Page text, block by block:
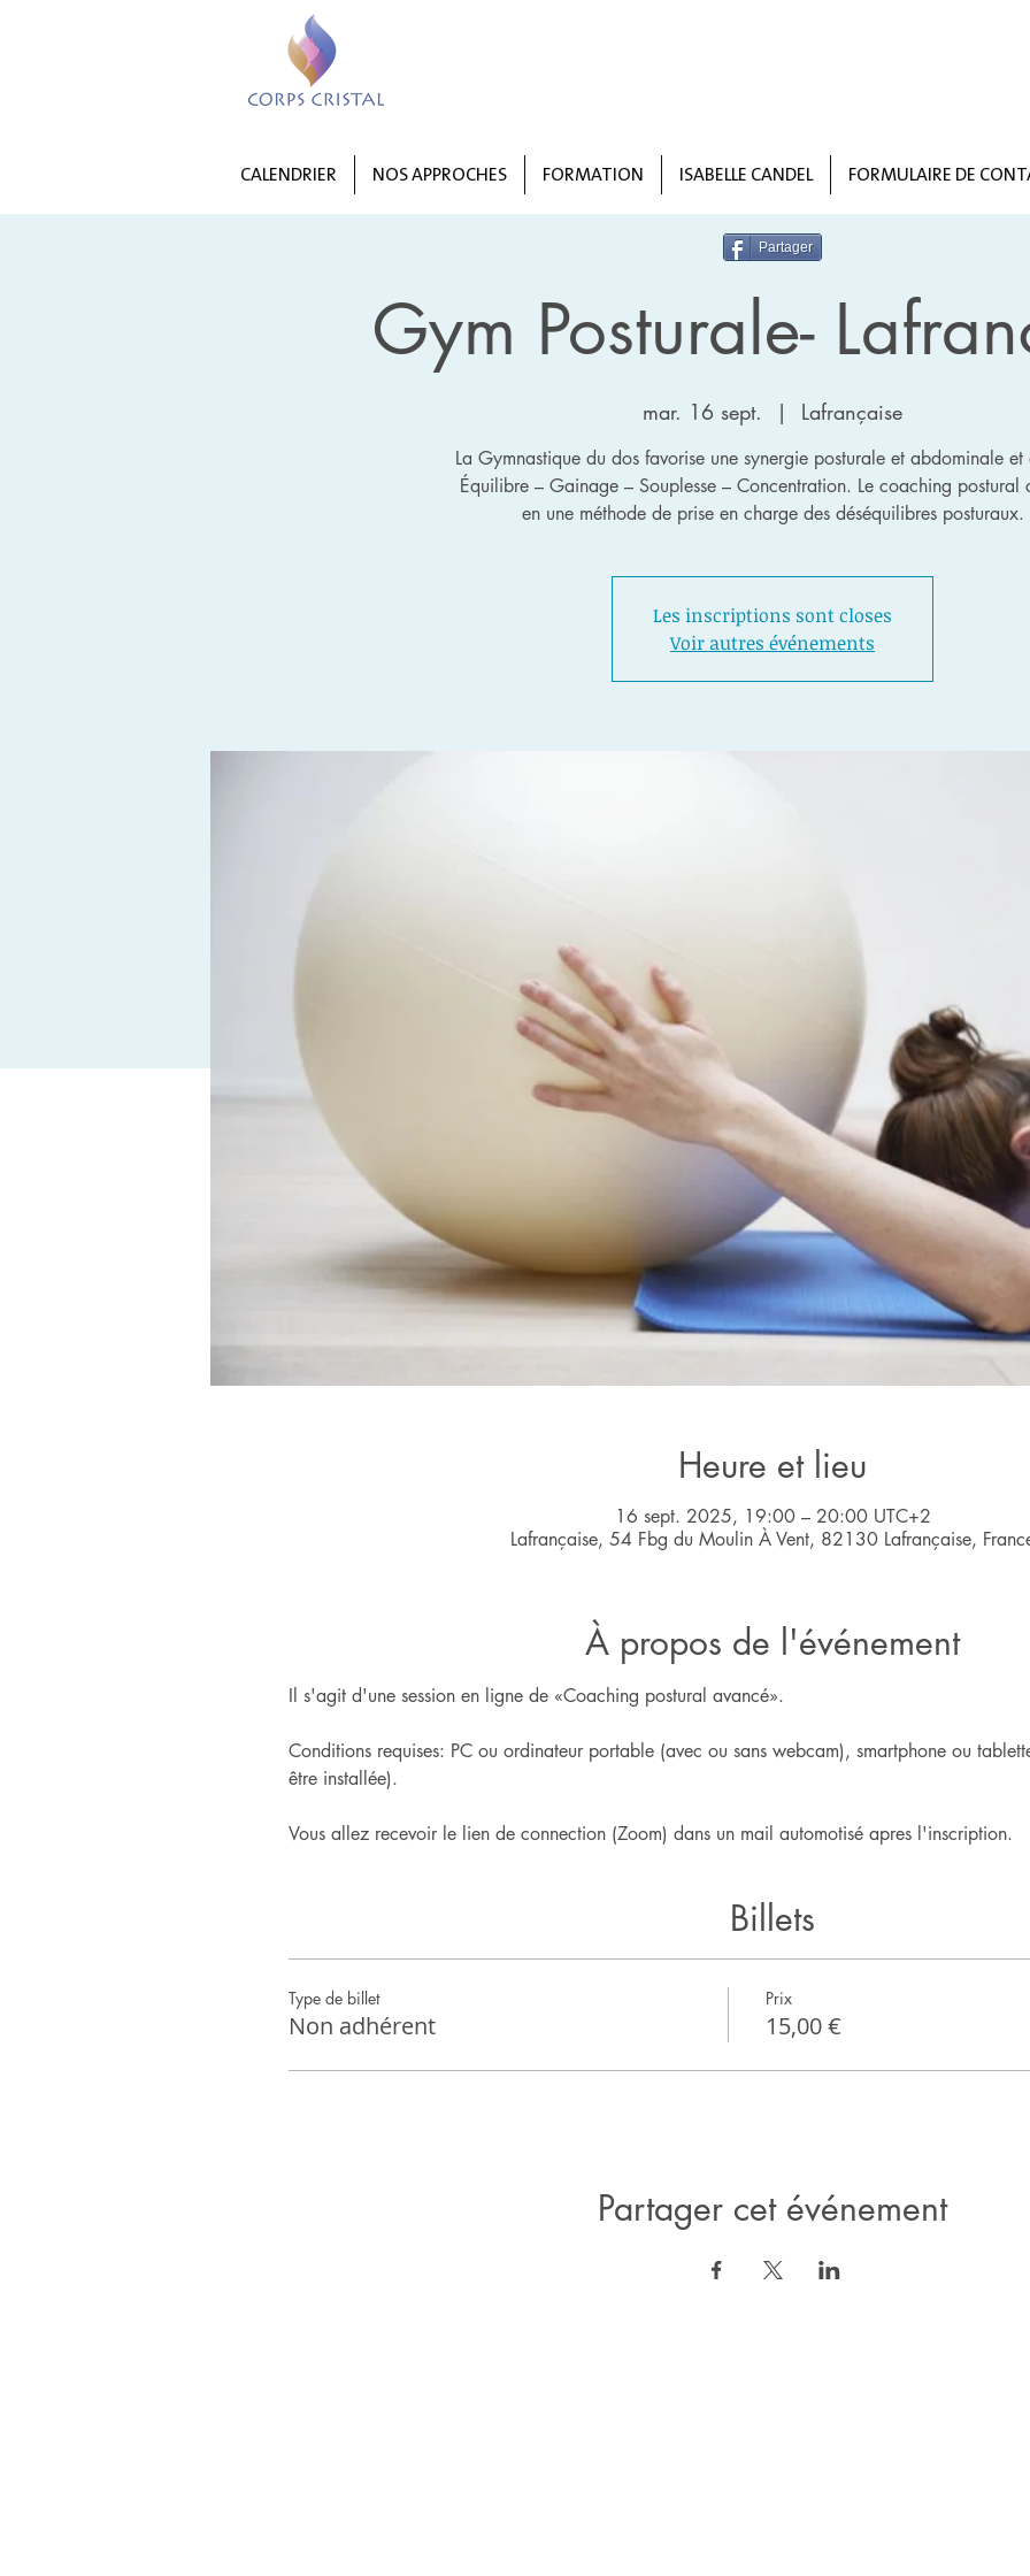
CALENDRIER NOS APPROCHES FORMATION ISABELLE CANDEL FORMULAIRE DE
Gym Posturale-
mar. 16 sept.
  |
Lafrançaise
La Gymnastique du dos favorise une synergie posturale et abdominale
Équilibre – Gainage – Souplesse – Concentration. Le coaching postural
Les inscriptions sont closes
Voir autres événements
Heure et lieu
16 sept. 2025, 19:00 – 20:00 UTC+2
Lafrançaise, 54 Fbg du Moulin À Vent, 82130 Lafrançaise,
À propos de l'événement
Il s'agit d'une session en ligne de «Coaching postural avancé».
Conditions requises: PC ou ordinateur portable (avec ou sans webcam), smartphone ou
être installée).
Vous allez recevoir le lien de connection (Zoom) dans un mail automotisé apres l'inscription.
Billets
Type de billet
Non adhérent
Prix
15,00 €
Partager cet événement
Partager